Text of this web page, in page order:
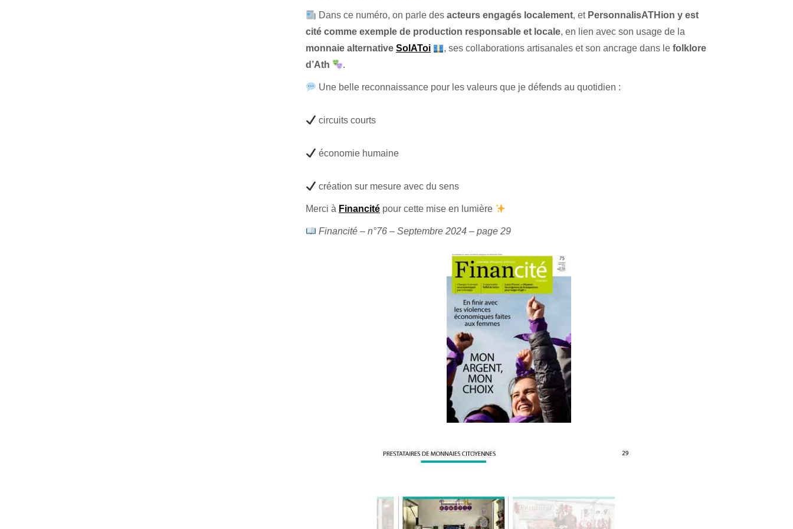
Dans ce numéro, on parle desacteurs engagés localement, et PersonnalisATHion y est
cité comme exemple de production responsable et locale, en lien avec son usage de la
monnaie alternative SolAToi , ses collaborations artisanales et son ancrage dans lefolklore
d’Ath
.
Une belle reconnaissance pour les valeurs que je défends au quotidien :
circuits courts
économie humaine
création sur mesure avec du sens
Merci à Financité pour cette mise en lumière
Financité – n°76 – Septembre 2024 – page 29